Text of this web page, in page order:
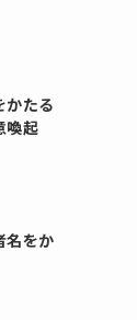
かたる
喚起
名をか